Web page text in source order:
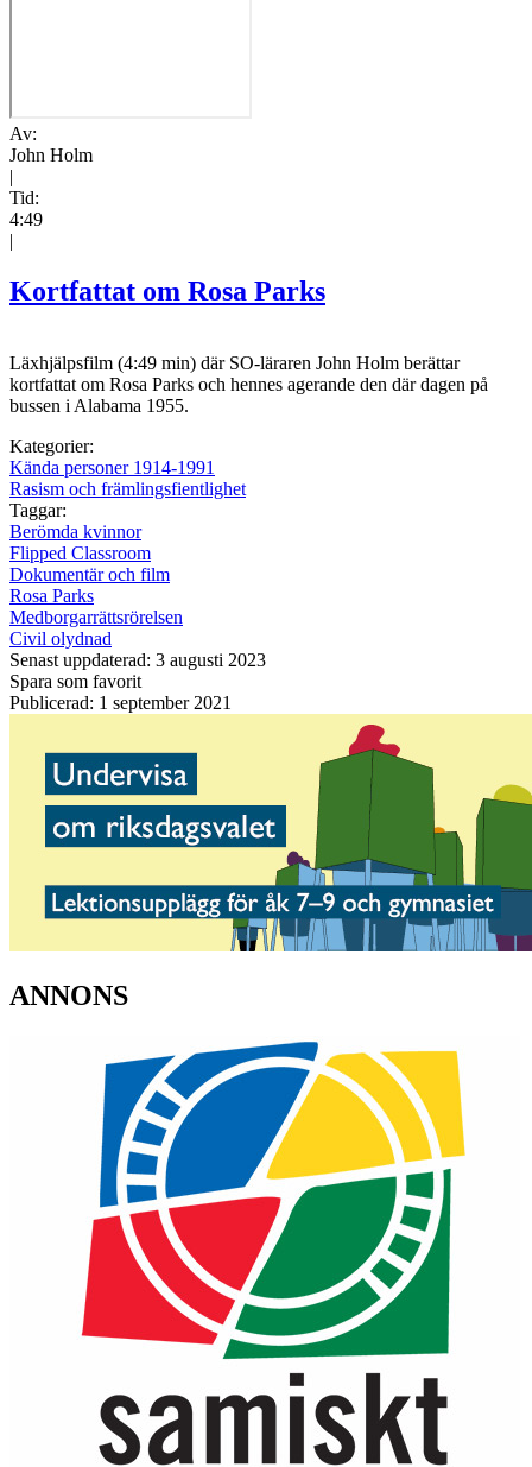
Av:
John Holm
|
Tid:
4:49
|
Kortfattat om Rosa Parks
Läxhjälpsfilm (4:49 min) där SO-läraren John Holm berättar
kortfattat om Rosa Parks och hennes agerande den där dagen på
bussen i Alabama 1955.
Kategorier:
Kända personer 1914-1991
Rasism och främlingsfientlighet
Taggar:
Berömda kvinnor
Flipped Classroom
Dokumentär och film
Rosa Parks
Medborgarrättsrörelsen
Civil olydnad
Senast uppdaterad: 3 augusti 2023
Spara som favorit
Publicerad: 1 september 2021
ANNONS